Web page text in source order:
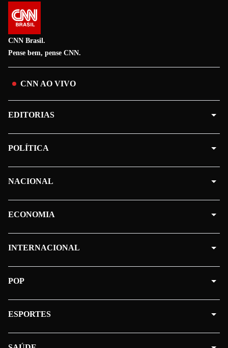
CNN Brasil.
Pense bem, pense CNN.
CNN AO VIVO
EDITORIAS
POLÍTICA
NACIONAL
ECONOMIA
INTERNACIONAL
POP
ESPORTES